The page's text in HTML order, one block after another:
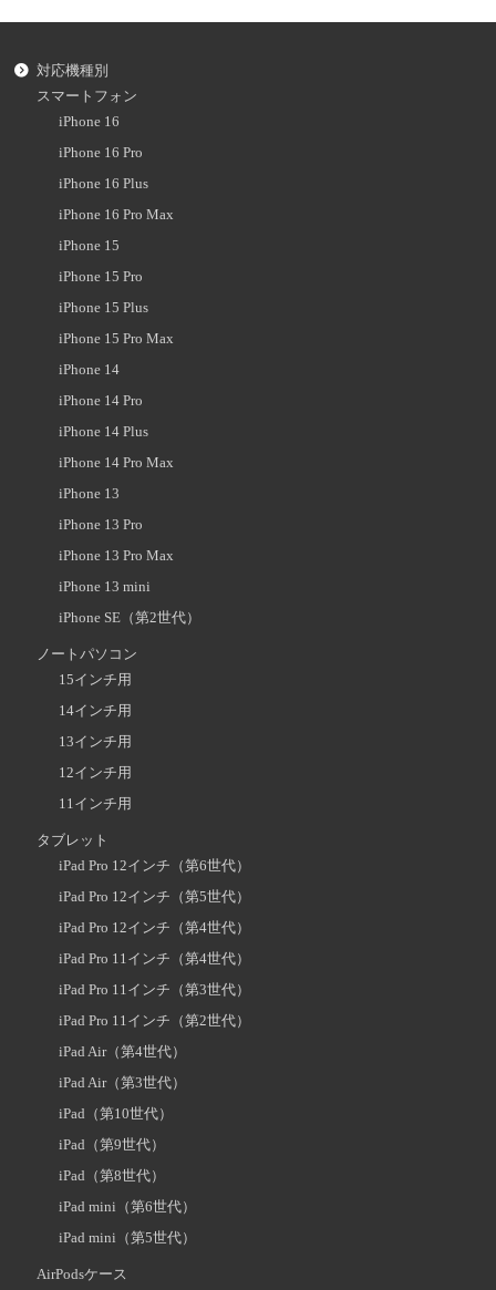
対応機種別
スマートフォン
iPhone 16
iPhone 16 Pro
iPhone 16 Plus
iPhone 16 Pro Max
iPhone 15
iPhone 15 Pro
iPhone 15 Plus
iPhone 15 Pro Max
iPhone 14
iPhone 14 Pro
iPhone 14 Plus
iPhone 14 Pro Max
iPhone 13
iPhone 13 Pro
iPhone 13 Pro Max
iPhone 13 mini
iPhone SE（第2世代）
ノートパソコン
15インチ用
14インチ用
13インチ用
12インチ用
11インチ用
タブレット
iPad Pro 12インチ（第6世代）
iPad Pro 12インチ（第5世代）
iPad Pro 12インチ（第4世代）
iPad Pro 11インチ（第4世代）
iPad Pro 11インチ（第3世代）
iPad Pro 11インチ（第2世代）
iPad Air（第4世代）
iPad Air（第3世代）
iPad（第10世代）
iPad（第9世代）
iPad（第8世代）
iPad mini（第6世代）
iPad mini（第5世代）
AirPodsケース